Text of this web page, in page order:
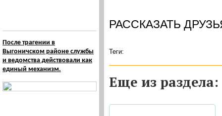
После трагении в
Выгоничском районе службы
и ведомства действовали как
единый механизм.
РАССКАЗАТЬ
Теги:
Eще из раздела: